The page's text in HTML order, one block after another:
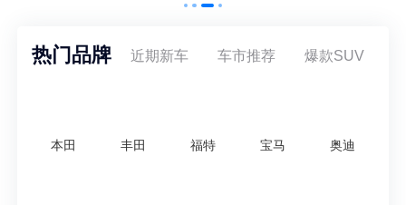
热门品牌 近期新车 车市推荐 爆款SUV
本田 丰田 福特 宝马 奥迪